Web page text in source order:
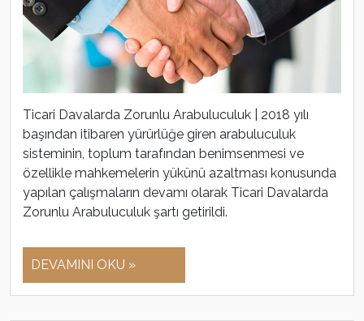
Ticari Davalarda Zorunlu Arabuluculuk | 2018 yılı
başından itibaren yürürlüğe giren arabuluculuk
sisteminin, toplum tarafından benimsenmesi ve
özellikle mahkemelerin yükünü azaltması konusunda
yapılan çalışmaların devamı olarak Ticari Davalarda
Zorunlu Arabuluculuk şartı getirildi.
DEVAMINI OKU »